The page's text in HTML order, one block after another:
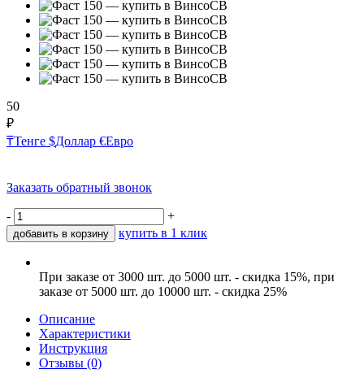
50
₽
₸Тенге $Доллар €Евро
Заказать обратный звонок
- +
добавить в корзину купить в 1 клик
При заказе от 3000 шт. до 5000 шт. - скидка 15%, при
заказе от 5000 шт. до 10000 шт. - скидка 25%
Описание
Характеристики
Инструкция
Отзывы (0)